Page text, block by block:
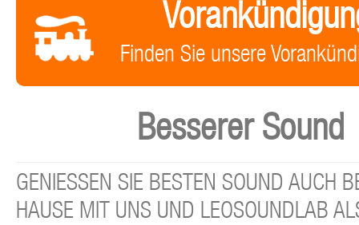
Finden Sie unsere
Besserer Sound
GENIESSEN SIE BESTEN SOUND AUCH
HAUSE MIT UNS UND LEOSOUNDLAB